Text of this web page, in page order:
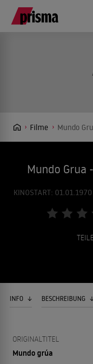
Filme Mundo
Mundo Grua
KINOSTART:
INFO BESCHREIBUNG
ORIGINALTITEL
Mundo grúa